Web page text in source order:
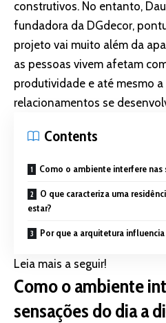
construtivos. No entanto,
fundadora da DGdecor,
projeto vai muito além da
as pessoas vivem afetam
produtividade e até mesmo
relacionamentos se
Contents
Como o ambiente interfere nas
O que caracteriza uma
estar?
Por que a arquitetura
Leia mais a seguir!
Como o ambiente
sensações do dia a